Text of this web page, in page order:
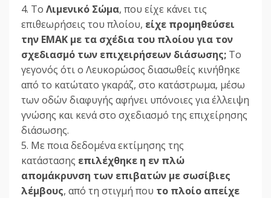
4. Το Λιμενικό Σώμα, που είχε κάνει τις
επιθεωρήσεις του πλοίου, είχε προμηθεύσει
την ΕΜΑΚ με τα σχέδια του πλοίου για τον
σχεδιασμό των επιχειρήσεων διάσωσης; Το
γεγονός ότι ο Λευκορώσος διασωθείς κινήθηκε
από το κατώτατο γκαράζ, στο κατάστρωμα, μέσω
των οδών διαφυγής αφήνει υπόνοιες για έλλειψη
γνώσης και κενά στο σχεδιασμό της επιχείρησης
διάσωσης.
5. Με ποια δεδομένα εκτίμησης της
κατάστασης επιλέχθηκε η εν πλώ
απομάκρυνση των επιβατών με σωσίβιες
λέμβους, από τη στιγμή που το πλοίο απείχε